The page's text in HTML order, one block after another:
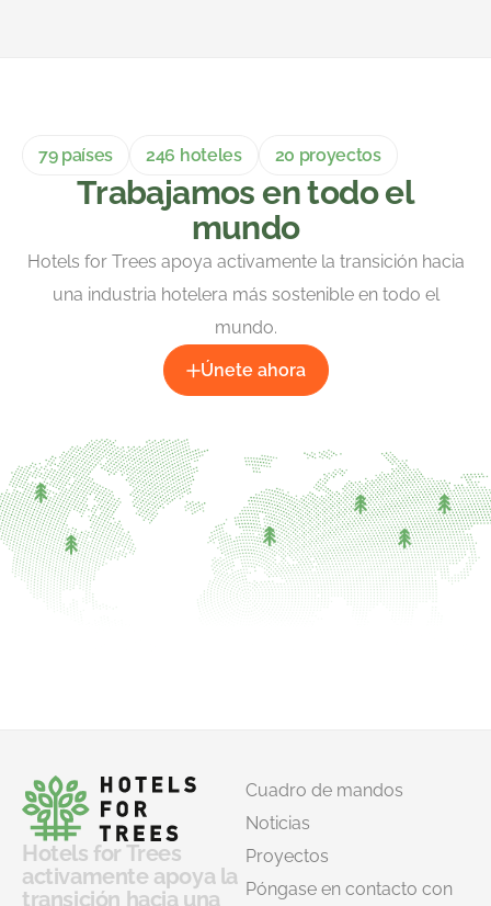
79 países 246 hoteles 20 proyectos
Trabajamos en todo el
mundo
Hotels for Trees apoya activamente la transición hacia
una industria hotelera más sostenible en todo el
mundo.
Únete ahora
Hotels for Trees
activamente apoya la
transición hacia una
Cuadro de mandos
Noticias
Proyectos
Póngase en contacto con